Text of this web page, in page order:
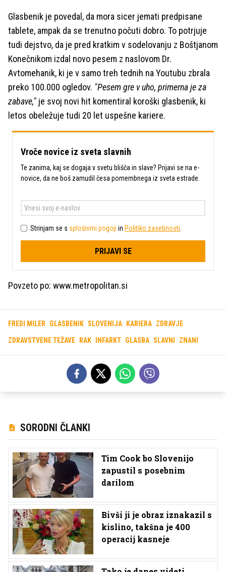
Glasbenik je povedal, da mora sicer jemati predpisane
tablete, ampak da se trenutno počuti dobro. To potrjuje
tudi dejstvo, da je pred kratkim v sodelovanju z Boštjanom
Konečnikom izdal novo pesem z naslovom Dr.
Avtomehanik, ki je v samo treh tednih na Youtubu zbrala
preko 100.000 ogledov. "Pesem gre v uho, primerna je za
zabave," je svoj novi hit komentiral koroški glasbenik, ki
letos obeležuje tudi 20 let uspešne kariere.
Vroče novice iz sveta slavnih
Te zanima, kaj se dogaja v svetu blišča in slave? Prijavi se na e-
novice, da ne boš zamudil česa pomembnega iz sveta estrade.
Strinjam se s splošnimi pogoji in Politiko zasebnosti
PRIJAVI SE
Povzeto po: www.metropolitan.si
FREDI MILER GLASBENIK SLOVENIJA KARIERA ZDRAVJE
ZDRAVSTVENE TEŽAVE RAK INFARKT GLASBA SLAVNI ZNANI
SORODNI ČLANKI
Tim Cook bo Slovenijo
zapustil s posebnim
darilom
Bivši ji je obraz iznakazil s
kislino, takšna je 400
operacij kasneje